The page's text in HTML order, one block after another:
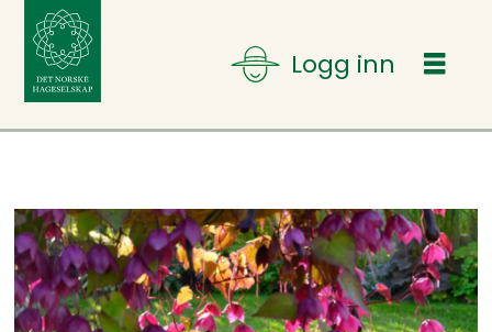
Tag:
sommerblomst